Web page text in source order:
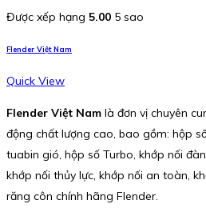
Được xếp hạng 5.00 5 sao
Flender Việt Nam
Quick View
Flender Việt Nam là đơn vị chuyên
động chất lượng cao, bao gồm: hộp
tuabin gió, hộp số Turbo, khớp nối
khớp nối thủy lực, khớp nối an toàn,
răng côn chính hãng Flender.